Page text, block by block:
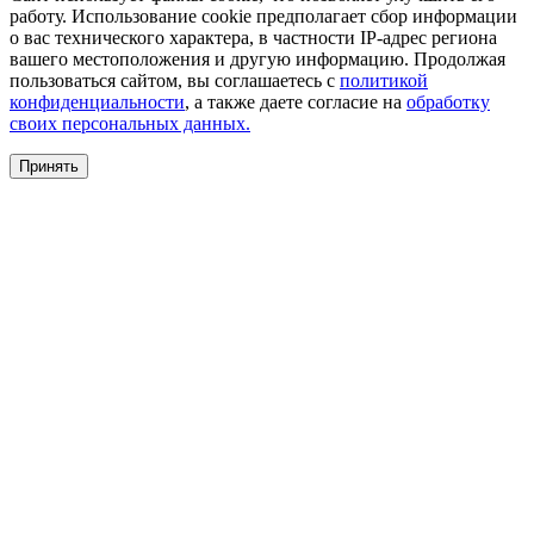
работу. Использование cookie предполагает сбор информации
о вас технического характера, в частности IP-адрес региона
вашего местоположения и другую информацию. Продолжая
пользоваться сайтом, вы соглашаетесь с политикой
конфиденциальности, а также даете согласие на обработку
своих персональных данных.
Принять